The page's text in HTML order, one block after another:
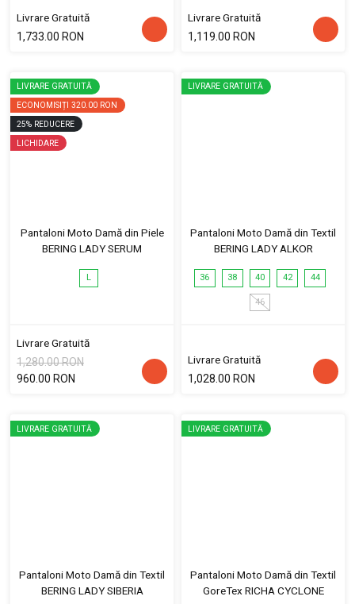
Livrare Gratuită
1,733.00 RON
Livrare Gratuită
1,119.00 RON
LIVRARE GRATUITĂ
ECONOMISIȚI 320.00 RON
25% REDUCERE
LICHIDARE
Pantaloni Moto Damă din Piele
BERING LADY SERUM
L
Livrare Gratuită
1,280.00 RON
960.00 RON
LIVRARE GRATUITĂ
Pantaloni Moto Damă din Textil
BERING LADY ALKOR
36 38 40 42 44
46
Livrare Gratuită
1,028.00 RON
LIVRARE GRATUITĂ
Pantaloni Moto Damă din Textil
BERING LADY SIBERIA
LIVRARE GRATUITĂ
Pantaloni Moto Damă din Textil
GoreTex RICHA CYCLONE